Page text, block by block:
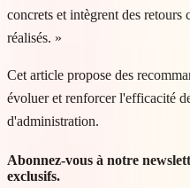
concrets et intègrent des
réalisés. »
Cet article propose des
évoluer et renforcer l'efficacité
d'administration.
Abonnez-vous à notre
exclusifs.